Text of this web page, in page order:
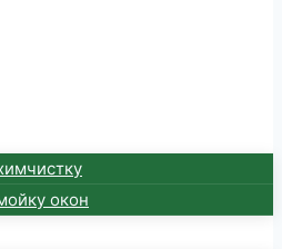
окон